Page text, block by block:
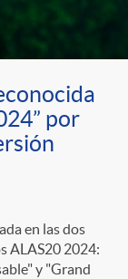
por
en las dos
ALAS20 2024:
y "Grand